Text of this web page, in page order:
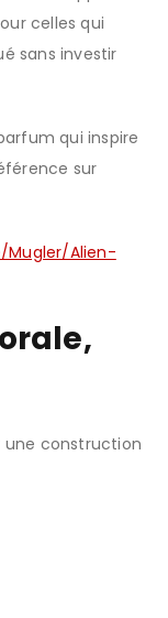
celles qui
sans investir
qui inspire
sur
Alien-
une construction